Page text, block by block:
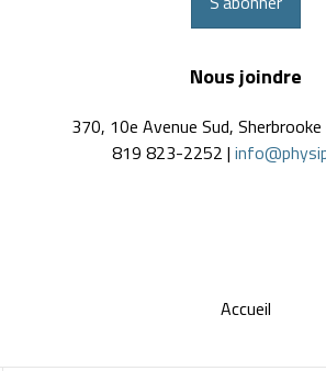
Nous joindre
370, 10e Avenue Sud, Sherbrooke
819 823-2252 |
Accueil